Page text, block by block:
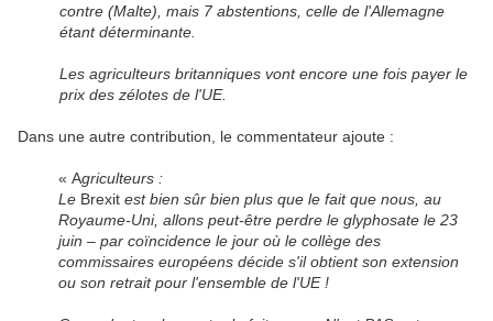
contre (Malte), mais 7 abstentions, celle de l'Allemagne
étant déterminante.
Les agriculteurs britanniques vont encore une fois payer le
prix des zélotes de l'UE.
Dans une autre contribution, le commentateur ajoute :
« Agriculteurs :
Le Brexitest bien sûr bien plus que le fait que nous, au
Royaume-Uni, allons peut-être perdre le glyphosate le 23
juin – par coïncidence le jour où le collège des
commissaires européens décide s'il obtient son extension
ou son retrait pour l'ensemble de l'UE !